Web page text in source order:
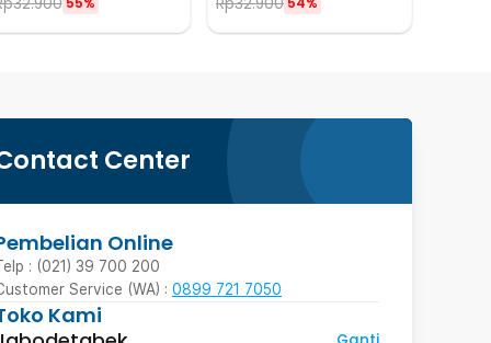
Center
Online
: (021) 39 700 200
Service (WA) : 0899 721 7050
Kami